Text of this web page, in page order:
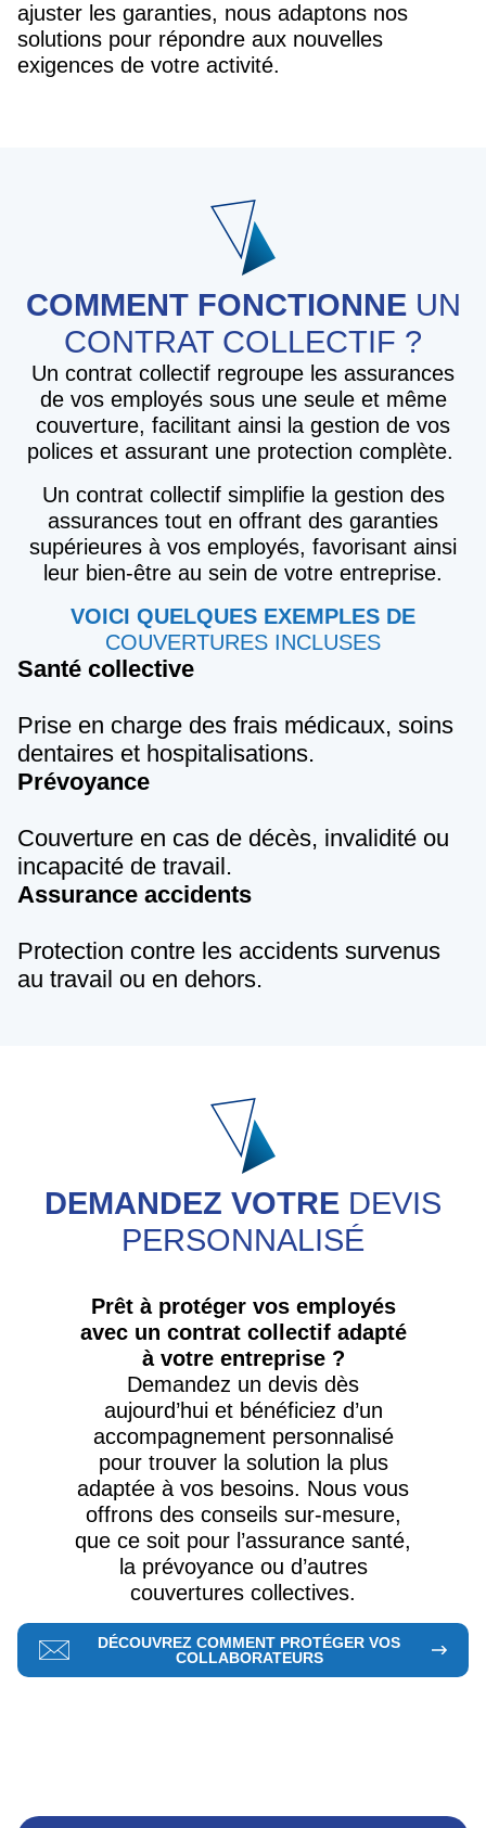
ajuster les garanties, nous adaptons nos
solutions pour répondre aux nouvelles
exigences de votre activité.
COMMENT FONCTIONNEUN
CONTRAT COLLECTIF ?
Un contrat collectif regroupe les assurances
de vos employés sous une seule et même
couverture, facilitant ainsi la gestion de vos
polices et assurant une protection complète.
Un contrat collectif simplifie la gestion des
assurances tout en offrant des garanties
supérieures à vos employés, favorisant ainsi
leur bien-être au sein de votre entreprise.
VOICI QUELQUES EXEMPLES DE
COUVERTURES INCLUSES
Santé collective
Prise en charge des frais médicaux, soins
dentaires et hospitalisations.
Prévoyance
Couverture en cas de décès, invalidité ou
incapacité de travail.
Assurance accidents
Protection contre les accidents survenus
au travail ou en dehors.
DEMANDEZ VOTRE DEVIS
PERSONNALISÉ
Prêt à protéger vos employés
avec un contrat collectif adapté
à votre entreprise ?
Demandez un devis dès
aujourd’hui et bénéficiez d’un
accompagnement personnalisé
pour trouver la solution la plus
adaptée à vos besoins. Nous vous
offrons des conseils sur-mesure,
que ce soit pour l’assurance santé,
la prévoyance ou d’autres
couvertures collectives.
DÉCOUVREZ COMMENT PROTÉGER VOS
COLLABORATEURS